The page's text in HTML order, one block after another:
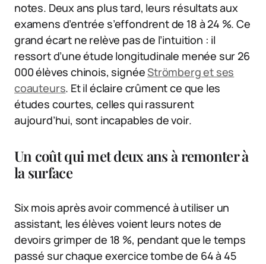
notes. Deux ans plus tard, leurs résultats aux
examens d’entrée s’effondrent de 18 à 24 %. Ce
grand écart ne relève pas de l’intuition : il
ressort d’une étude longitudinale menée sur 26
000 élèves chinois, signéeStrömberg et ses
coauteurs. Et il éclaire crûment ce que les
études courtes, celles qui rassurent
aujourd’hui, sont incapables de voir.
Un coût qui met deux ans à remonter à
la surface
Six mois après avoir commencé à utiliser un
assistant, les élèves voient leurs notes de
devoirs grimper de 18 %, pendant que le temps
passé sur chaque exercice tombe de 64 à 45